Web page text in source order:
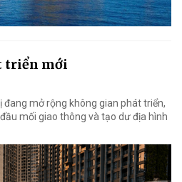
triển mới
đang mở rộng không gian phát triển,
mối giao thông và tạo dư địa hình